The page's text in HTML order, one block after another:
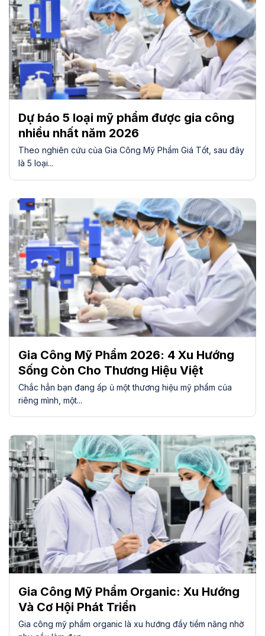
Dự báo 5 loại mỹ phẩm được gia công
nhiều nhất năm 2026
Theo nghiên cứu của Gia Công Mỹ Phẩm Giá Tốt, sau đây
là 5 loại...
Gia Công Mỹ Phẩm 2026: 4 Xu Hướng
Sống Còn Cho Thương Hiệu Việt
Chắc hẳn bạn đang ấp ủ một thương hiệu mỹ phẩm của
riêng mình, một...
Gia Công Mỹ Phẩm Organic: Xu Hướng
Và Cơ Hội Phát Triển
Gia công mỹ phẩm organic là xu hướng đầy tiềm năng nhờ